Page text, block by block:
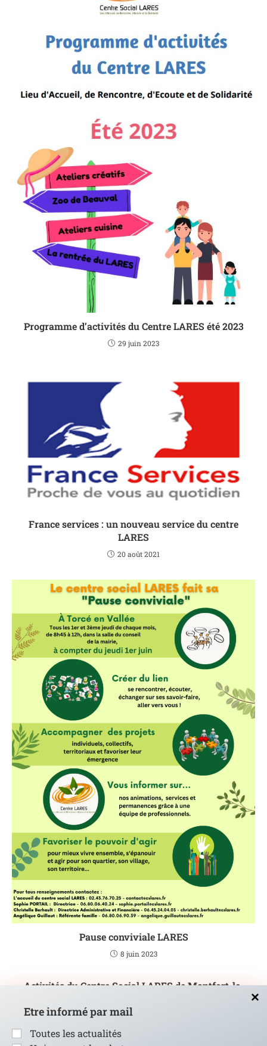
Etre informé par mail
Toutes les actualités
Programme d’activités du Centre LARES été 2023
29 juin 2023
France services : un nouveau service du centre
LARES
20 août 2021
Pause conviviale LARES
8 juin 2023
Activités du Centre Social LARES de Montfort-le-
11 janvier 2018